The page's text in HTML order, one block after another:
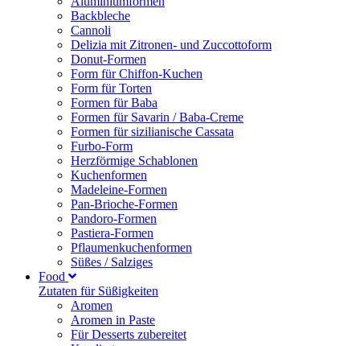
Backbleche
Cannoli
Delizia mit Zitronen- und Zuccottoform
Donut-Formen
Form für Chiffon-Kuchen
Form für Torten
Formen für Baba
Formen für Savarin / Baba-Creme
Formen für sizilianische Cassata
Furbo-Form
Herzförmige Schablonen
Kuchenformen
Madeleine-Formen
Pan-Brioche-Formen
Pandoro-Formen
Pastiera-Formen
Pflaumenkuchenformen
Süßes / Salziges
Food
Zutaten für Süßigkeiten
Aromen
Aromen in Paste
Für Desserts zubereitet